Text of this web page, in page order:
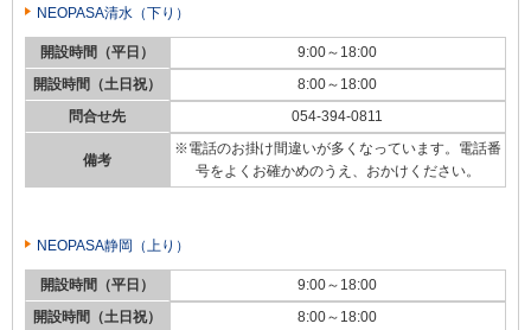
NEOPASA清水（下り）
開設時間（平日）
9:00～18:00
開設時間（土日祝）
8:00～18:00
問合せ先
054-394-0811
備考
※電話のお掛け間違いが多くなっています。電話番
号をよくお確かめのうえ、おかけください。
NEOPASA静岡（上り）
開設時間（平日）
9:00～18:00
開設時間（土日祝）
8:00～18:00